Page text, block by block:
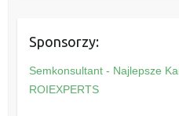
g
o
r
Sponsorzy:
Semkonsultant - Najlepsze
ROIEXPERTS